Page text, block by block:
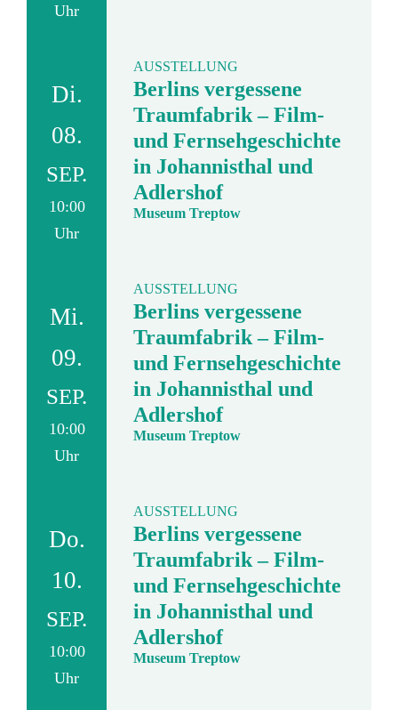
Uhr
Di.
08.
SEP.
10:00
Uhr
AUSSTELLUNG
Berlins vergessene
Traumfabrik – Film-
und Fernsehgeschichte
in Johannisthal und
Adlershof
Museum Treptow
Mi.
09.
SEP.
10:00
Uhr
AUSSTELLUNG
Berlins vergessene
Traumfabrik – Film-
und Fernsehgeschichte
in Johannisthal und
Adlershof
Museum Treptow
Do.
10.
SEP.
10:00
Uhr
AUSSTELLUNG
Berlins vergessene
Traumfabrik – Film-
und Fernsehgeschichte
in Johannisthal und
Adlershof
Museum Treptow